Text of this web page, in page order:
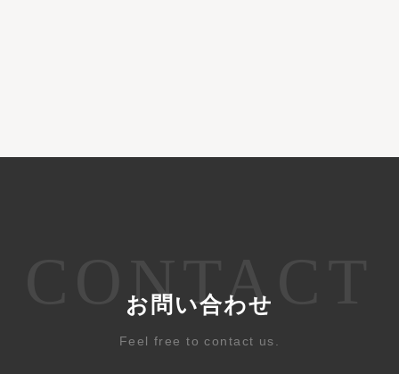
CONTACT
お問い合わせ
Feel free to contact us.